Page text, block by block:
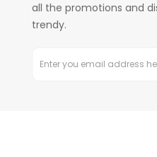
all the promotions and
trendy.